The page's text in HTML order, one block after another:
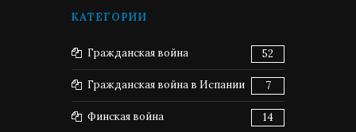
КАТЕГОРИИ
Гражданская война 52
Гражданская война в Испании 7
Финская война 14